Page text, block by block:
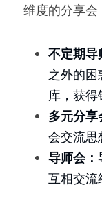
维度的分享会
不定期导
之外的
库，获得
多元分享
会交流思
导师会：
互相交流